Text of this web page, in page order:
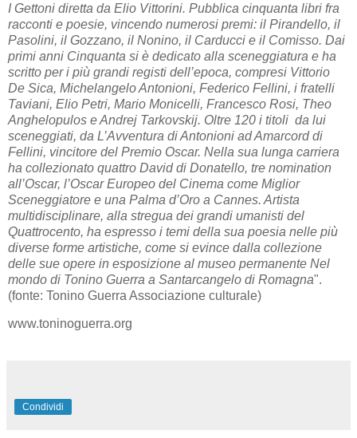
I Gettoni diretta da Elio Vittorini. Pubblica cinquanta libri fra
racconti e poesie, vincendo numerosi premi: il Pirandello, il
Pasolini, il Gozzano, il Nonino, il Carducci e il Comisso. Dai
primi anni Cinquanta si è dedicato alla sceneggiatura e ha
scritto per i più grandi registi dell’epoca, compresi Vittorio
De Sica, Michelangelo Antonioni, Federico Fellini, i fratelli
Taviani, Elio Petri, Mario Monicelli, Francesco Rosi, Theo
Anghelopulos e Andrej Tarkovskij. Oltre 120 i titoli da lui
sceneggiati, da L’Avventura di Antonioni ad Amarcord di
Fellini, vincitore del Premio Oscar. Nella sua lunga carriera
ha collezionato quattro David di Donatello, tre nomination
all’Oscar, l’Oscar Europeo del Cinema come Miglior
Sceneggiatore e una Palma d’Oro a Cannes. Artista
multidisciplinare, alla stregua dei grandi umanisti del
Quattrocento, ha espresso i temi della sua poesia nelle più
diverse forme artistiche, come si evince dalla collezione
delle sue opere in esposizione al museo permanente Nel
mondo di Tonino Guerra a Santarcangelo di Romagna".
(fonte: Tonino Guerra Associazione culturale)
www.toninoguerra.org
Condividi